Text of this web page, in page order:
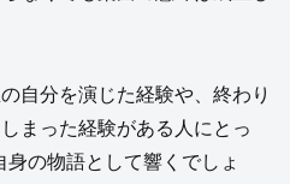
自分を演じた経験や、終わり
まった経験がある人にとっ
の物語として響くでしょ